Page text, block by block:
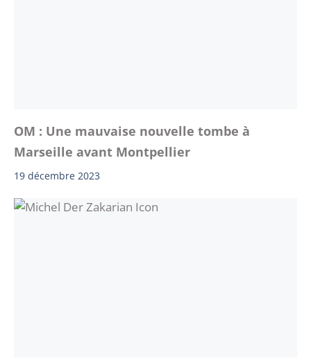
OM : Une mauvaise nouvelle tombe à
Marseille avant Montpellier
19 décembre 2023